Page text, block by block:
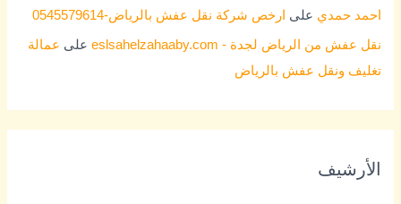
احمد حمدي على ارخص شركة نقل عفش بالرياض-0545579614
نقل عفش من الرياض لجدة - eslsahelzahaaby.com على عمالة
تغليف ونقل عفش بالرياض
الأرشيف